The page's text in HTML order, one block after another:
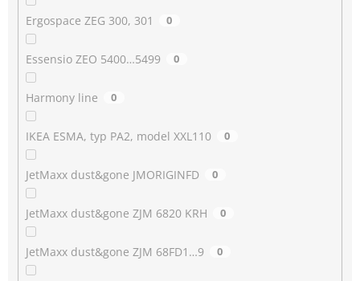
Ergospace ZEG 300, 301 0
Essensio ZEO 5400…5499 0
Harmony line 0
IKEA ESMA, typ PA2, model XXL110 0
JetMaxx dust&gone JMORIGINFD 0
JetMaxx dust&gone ZJM 6820 KRH 0
JetMaxx dust&gone ZJM 68FD1…9 0